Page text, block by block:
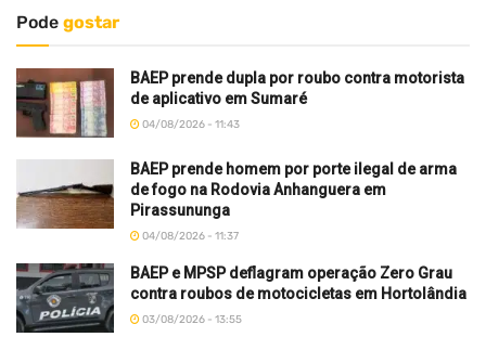
Pode gostar
BAEP prende dupla por roubo contra motorista
de aplicativo em Sumaré
04/08/2026 - 11:43
BAEP prende homem por porte ilegal de arma
de fogo na Rodovia Anhanguera em
Pirassununga
04/08/2026 - 11:37
BAEP e MPSP deflagram operação Zero Grau
contra roubos de motocicletas em Hortolândia
03/08/2026 - 13:55